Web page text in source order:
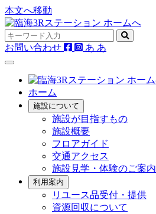
本文へ移動
お問い合わせ あ あ
ホーム
施設について
施設が目指すもの
施設概要
フロアガイド
交通アクセス
施設見学・体験のご案内
利用案内
リユース品受付・提供
資源回収について